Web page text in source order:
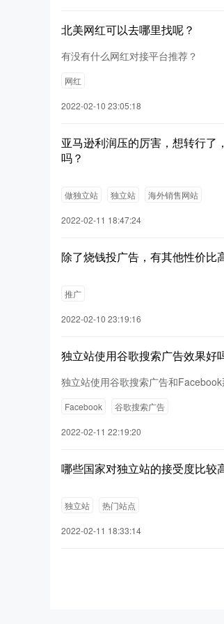
北美网红可以去哪里找呢？
有没有什么网红对接平台推荐？
网红
2022-02-10 23:05:18
亚马逊利润压的厉害，想转行了
吗？
做独立站 独立站 海外销售网站
2022-02-11 18:47:24
除了烧钱投广告，有其他性价比
推广
2022-02-10 23:19:16
独立站使用谷歌搜索广告效果好
独立站使用谷歌搜索广告和
Facebook 谷歌搜索广告
2022-02-11 22:19:20
哪些国家对独立站的接受度比较
独立站 热门站点
2022-02-11 18:33:14